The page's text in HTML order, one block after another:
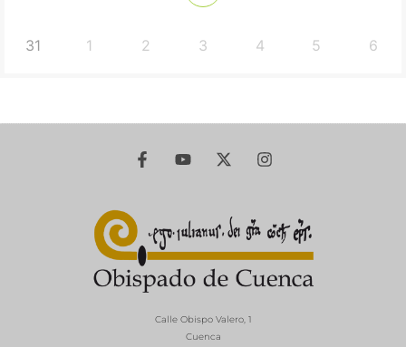
31 1 2 3 4 5 6
Calle Obispo Valero, 1
Cuenca